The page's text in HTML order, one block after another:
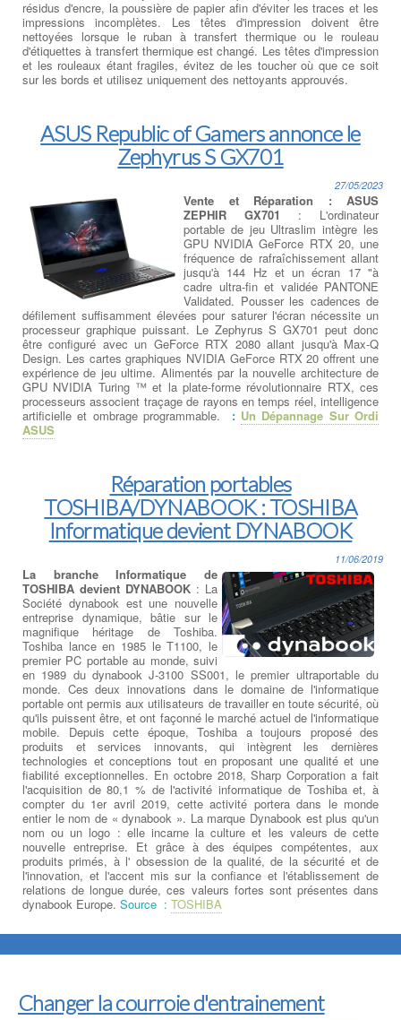
résidus d'encre, la poussière de papier afin d'éviter les traces et les
impressions incomplètes. Les têtes d'impression doivent être
nettoyées lorsque le ruban à transfert thermique ou le rouleau
d'étiquettes à transfert thermique est changé. Les têtes d'impression
et les rouleaux étant fragiles, évitez de les toucher où que ce soit
sur les bords et utilisez uniquement des nettoyants approuvés.
ASUS Republic of Gamers annonce le
Zephyrus S GX701
27/05/2023
Vente et Réparation : ASUS
ZEPHIR GX701
: L'ordinateur
portable de jeu Ultraslim intègre les
GPU NVIDIA GeForce RTX 20, une
fréquence de rafraîchissement allant
jusqu'à 144 Hz et un écran 17 "à
cadre ultra-fin et validée PANTONE
Validated. Pousser les cadences de
défilement suffisamment élevées pour saturer l'écran nécessite un
processeur graphique puissant. Le Zephyrus S GX701 peut donc
être configuré avec un GeForce RTX 2080 allant jusqu'à Max-Q
Design. Les cartes graphiques NVIDIA GeForce RTX 20 offrent une
expérience de jeu ultime. Alimentés par la nouvelle architecture de
GPU NVIDIA Turing ™ et la plate-forme révolutionnaire RTX, ces
processeurs associent traçage de rayons en temps réel, intelligence
artificielle et ombrage programmable. : Un Dépannage Sur Ordi
ASUS
Réparation portables
TOSHIBA/DYNABOOK : TOSHIBA
Informatique devient DYNABOOK
11/06/2019
La branche Informatique de
TOSHIBA devient DYNABOOK : La
Société dynabook est une nouvelle
entreprise dynamique, bâtie sur le
magnifique héritage de Toshiba.
Toshiba lance en 1985 le T1100, le
premier PC portable au monde, suivi
en 1989 du dynabook J-3100 SS001, le premier ultraportable du
monde. Ces deux innovations dans le domaine de l'informatique
portable ont permis aux utilisateurs de travailler en toute sécurité, où
qu'ils puissent être, et ont façonné le marché actuel de l'informatique
mobile. Depuis cette époque, Toshiba a toujours proposé des
produits et services innovants, qui intègrent les dernières
technologies et conceptions tout en proposant une qualité et une
fiabilité exceptionnelles. En octobre 2018, Sharp Corporation a fait
l'acquisition de 80,1 % de l'activité informatique de Toshiba et, à
compter du 1er avril 2019, cette activité portera dans le monde
entier le nom de « dynabook ». La marque Dynabook est plus qu'un
nom ou un logo : elle incarne la culture et les valeurs de cette
nouvelle entreprise. Et grâce à des équipes compétentes, aux
produits primés, à l' obsession de la qualité, de la sécurité et de
l'innovation, et l'accent mis sur la confiance et l'établissement de
relations de longue durée, ces valeurs fortes sont présentes dans
dynabook Europe. Source : TOSHIBA
Changer la courroie d'entrainement